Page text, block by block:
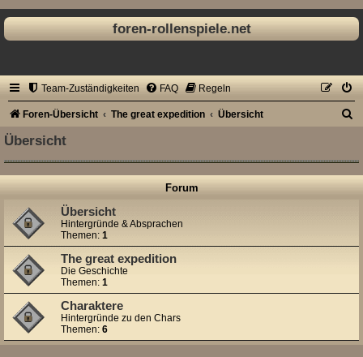
foren-rollenspiele.net
Team-Zuständigkeiten FAQ Regeln
Foren-Übersicht The great expedition Übersicht
h
Übersicht
Forum
Übersicht
Hintergründe & Absprachen
Themen: 1
The great expedition
Die Geschichte
Themen: 1
Charaktere
Hintergründe zu den Chars
Themen: 6